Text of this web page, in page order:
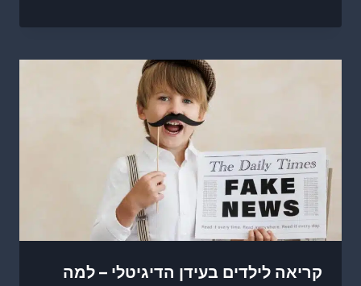
קריאה לילדים בעידן הדיגיטלי – למה